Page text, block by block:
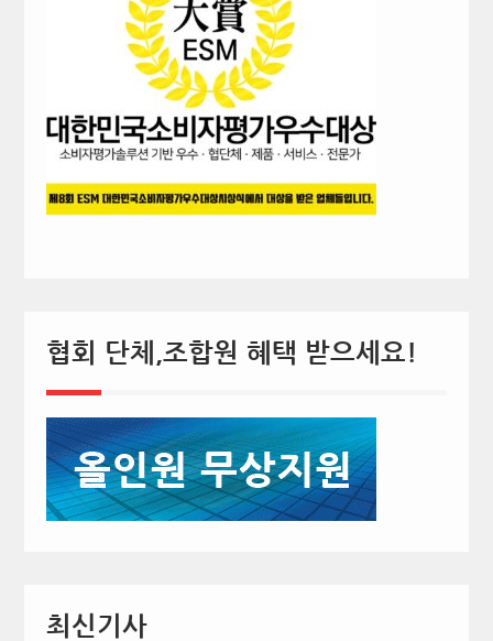
협회 단체,조합원 혜택 받으세요!
최신기사